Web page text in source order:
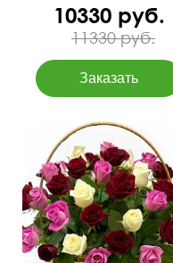
10330 руб.
11330 руб.
50 см 60 см